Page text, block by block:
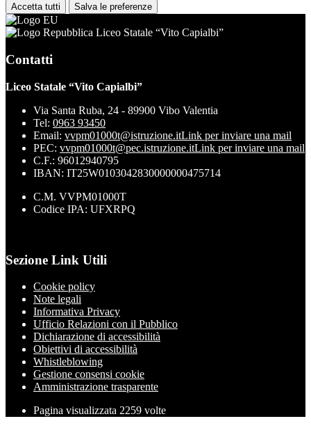
Accetta tutti Salva le preferenze
Liceo Statale “Vito Capialbi”
Contatti
Liceo Statale “Vito Capialbi”
Via Santa Ruba, 24 - 89900 Vibo Valentia
Tel: 0963 93450
Email: vvpm01000t@istruzione.itLink per inviare una mail
PEC: vvpm01000t@pec.istruzione.itLink per inviare una mail
C.F.: 96012940795
IBAN: IT25W0103042830000000475714
C.M. VVPM01000T
Codice IPA: UFXRPQ
Sezione Link Utili
Cookie policy
Note legali
Informativa Privacy
Ufficio Relazioni con il Pubblico
Dichiarazione di accessibilità
Obiettivi di accessibilità
Whistleblowing
Gestione consensi cookie
Amministrazione trasparente
Pagina visualizzata 2259 volte